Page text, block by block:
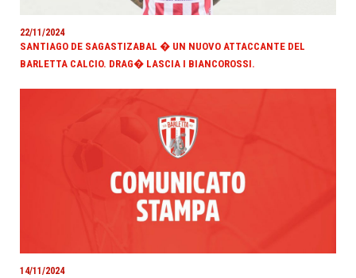
22/11/2024
SANTIAGO DE SAGASTIZABAL � UN NUOVO ATTACCANTE DEL
BARLETTA CALCIO. DRAG� LASCIA I BIANCOROSSI.
14/11/2024